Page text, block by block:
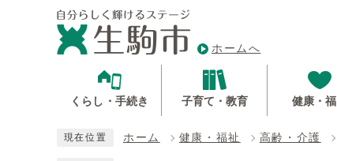
ホームへ
くらし・手続き 子育て・教育 健康・
現在位置 ホーム 健康・福祉 高齢・介護